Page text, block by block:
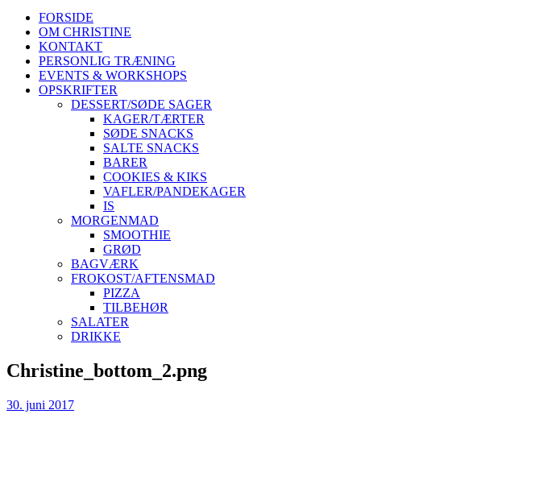
FORSIDE
OM CHRISTINE
KONTAKT
PERSONLIG TRÆNING
EVENTS & WORKSHOPS
OPSKRIFTER
DESSERT/SØDE SAGER
KAGER/TÆRTER
SØDE SNACKS
SALTE SNACKS
BARER
COOKIES & KIKS
VAFLER/PANDEKAGER
IS
MORGENMAD
SMOOTHIE
GRØD
BAGVÆRK
FROKOST/AFTENSMAD
PIZZA
TILBEHØR
SALATER
DRIKKE
Skip
to
Christine_bottom_2.png
30. juni 2017